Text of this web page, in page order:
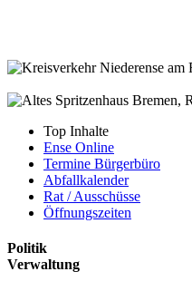
Top Inhalte
Ense Online
Termine Bürgerbüro
Abfallkalender
Rat / Ausschüsse
Öffnungszeiten
Politik
Verwaltung